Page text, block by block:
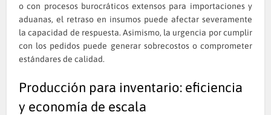
o con procesos burocráticos extensos para importaciones y
aduanas, el retraso en insumos puede afectar severamente
la capacidad de respuesta. Asimismo, la urgencia por cumplir
con los pedidos puede generar sobrecostos o comprometer
estándares de calidad.
Producción para inventario: eficiencia
y economía de escala